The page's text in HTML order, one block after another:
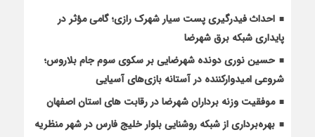
احداث فیدرگیری پست سیار شهرک رازی؛ گامی مؤثر در
پایداری شبکه برق شهرضا
حسین نوری دونده شهرضایی بر سکوی سوم جام بلاروس؛
شروعی امیدوارکننده در آستانه بازی‌های آسیایی
موفقیت وزنه برداران شهرضا در رقابت های استان اصفهان
بهره‌برداری از شبکه روشنایی بلوار خلیج فارس در شهر منظریه